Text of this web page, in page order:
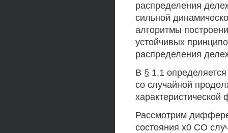
распределения
сильной
алгоритмы
устойчивых
распределения
В § 1.1
со случайной
характеристической
Рассмотрим
состояния х0 СО